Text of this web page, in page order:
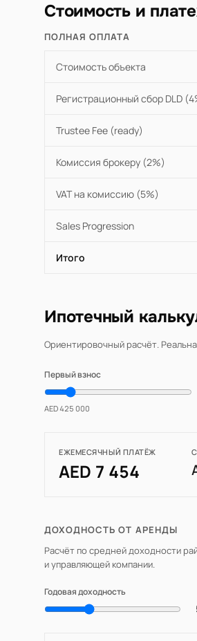
Стоимость и
ПОЛНАЯ ОПЛАТА
Стоимость объекта
Регистрационный сбор DLD
Trustee Fee (ready)
Комиссия брокеру (2%)
VAT на комиссию (5%)
Sales Progression
Итого
Ипотечный
Ориентировочный расчёт.
Первый взнос
AED 425 000
ЕЖЕМЕСЯЧНЫЙ ПЛАТЁЖ
AED 7 454
ДОХОДНОСТЬ ОТ АРЕНДЫ
Расчёт по средней доходности
и управляющей компании.
Годовая доходность